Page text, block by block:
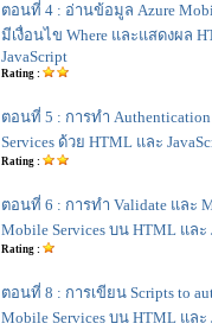
ตอนที่ 4 : อ่านข้อมูล Azure
มีเงื่อนไข Where และแสดงผล
JavaScript
Rating :
ตอนที่ 5 : การทำ
Services ด้วย HTML และ
Rating :
ตอนที่ 6 : การทำ Validate และ
Mobile Services บน HTML และ
Rating :
ตอนที่ 8 : การเขียน Scripts to
Mobile Services บน HTML และ